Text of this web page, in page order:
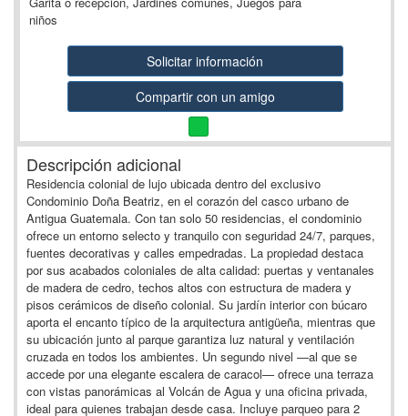
niños
Solicitar información
Compartir con un amigo
Descripción adicional
Residencia colonial de lujo ubicada dentro del exclusivo
Condominio Doña Beatriz, en el corazón del casco urbano de
Antigua Guatemala. Con tan solo 50 residencias, el condominio
ofrece un entorno selecto y tranquilo con seguridad 24/7, parques,
fuentes decorativas y calles empedradas. La propiedad destaca
por sus acabados coloniales de alta calidad: puertas y ventanales
de madera de cedro, techos altos con estructura de madera y
pisos cerámicos de diseño colonial. Su jardín interior con búcaro
aporta el encanto típico de la arquitectura antigüeña, mientras que
su ubicación junto al parque garantiza luz natural y ventilación
cruzada en todos los ambientes. Un segundo nivel —al que se
accede por una elegante escalera de caracol— ofrece una terraza
con vistas panorámicas al Volcán de Agua y una oficina privada,
ideal para quienes trabajan desde casa. Incluye parqueo para 2